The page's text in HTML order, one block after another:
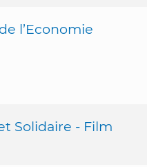
l’Economie
Solidaire - Film